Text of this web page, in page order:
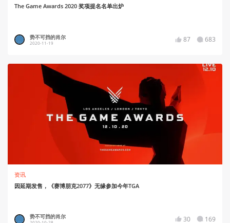
The Game Awards 2020 奖项提名名单出炉
势不可挡的肖尔
2020-11-19 87 683
资讯
因延期发售，《赛博朋克2077》无缘参加今年TGA
势不可挡的肖尔 30 169